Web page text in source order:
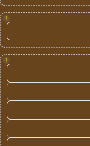
!
!